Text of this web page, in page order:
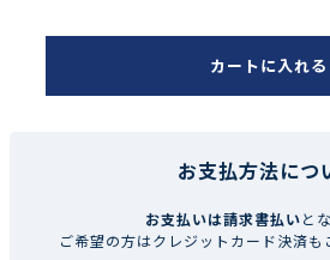
カートに入れる
お支払方法につ
お支払いは請求書払いと
ご希望の方はクレジットカード決済も